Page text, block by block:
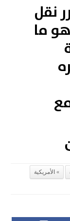
نقل
ما
الأمريكية